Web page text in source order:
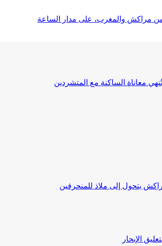
من مراكش والمغرب، على مدار الساعة
معاناة الساكنة مع المتشردين
يتحول إلى ملاذ للمنحرفين
الإبحار